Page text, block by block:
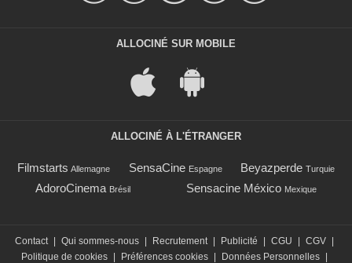
ALLOCINÉ SUR MOBILE
ALLOCINÉ À L'ÉTRANGER
Filmstarts Allemagne SensaCine Espagne Beyazperde Turquie
AdoroCinema Brésil Sensacine México Mexique
Contact | Qui sommes-nous | Recrutement | Publicité | CGU | CGV |
Politique de cookies | Préférences cookies | Données Personnelles |